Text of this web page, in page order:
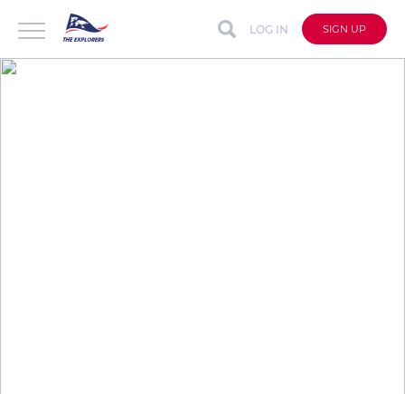
LOG IN SIGN UP